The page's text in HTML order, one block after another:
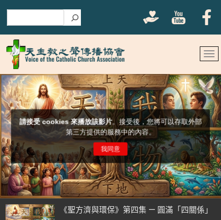
《聖方濟與環保》第四集 — 圓滿「四關係」